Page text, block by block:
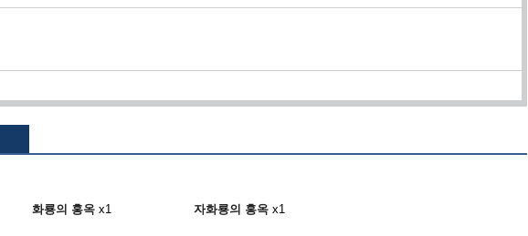
화룡의 홍옥x1 자화룡의 홍옥 x1